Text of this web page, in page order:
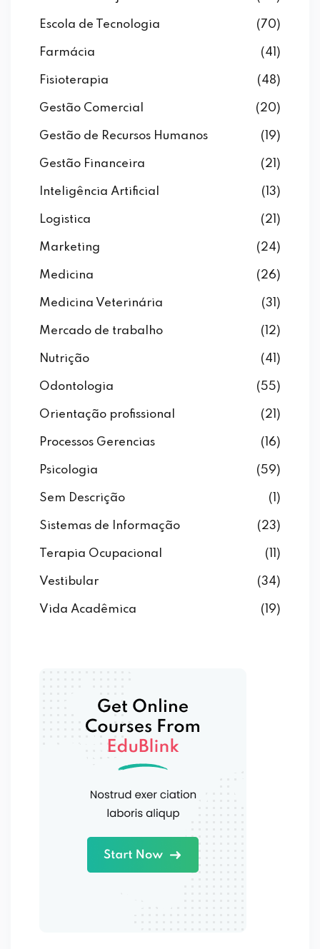
Escola de Tecnologia (70)
Farmácia (41)
Fisioterapia (48)
Gestão Comercial (20)
Gestão de Recursos Humanos (19)
Gestão Financeira (21)
Inteligência Artificial (13)
Logistica (21)
Marketing (24)
Medicina (26)
Medicina Veterinária (31)
Mercado de trabalho (12)
Nutrição (41)
Odontologia (55)
Orientação profissional (21)
Processos Gerencias (16)
Psicologia (59)
Sem Descrição (1)
Sistemas de Informação (23)
Terapia Ocupacional (11)
Vestibular (34)
Vida Acadêmica (19)